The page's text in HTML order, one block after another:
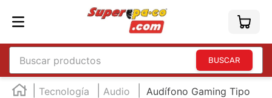
Buscar productos
Tecnología Audio
Audífono Gaming Tipo
TÉRMINOS MÁS BUSCADOS